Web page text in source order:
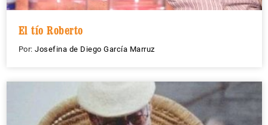
El tío Roberto
Por: Josefina de Diego García Marruz